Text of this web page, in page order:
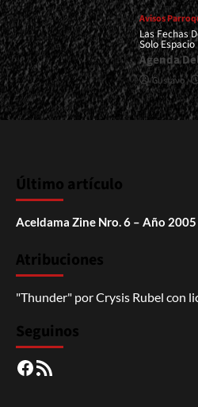
Avisos
Las Fechas
Solo Espacio
Agenda
Gustavo
Último artículo
Aceldama Zine Nro. 6 – Año 2005
Atribuciones
"Thunder" porCrysis Rubel con
Seguinos
Facebook
RSS